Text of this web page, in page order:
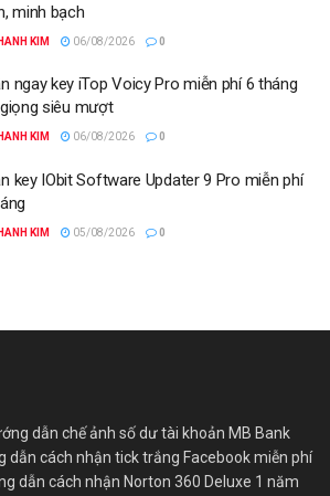
minh bạch
KIM 06/08/2026 0
ngay key iTop Voicy Pro miễn phí 6 tháng
siêu mượt
KIM 06/08/2026 0
key IObit Software Updater 9 Pro miễn phí
KIM 05/08/2026 0
dẫn chế ảnh số dư tài khoản MB Bank
dẫn cách nhận tick trắng Facebook miễn phí
dẫn cách nhận Norton 360 Deluxe 1 năm